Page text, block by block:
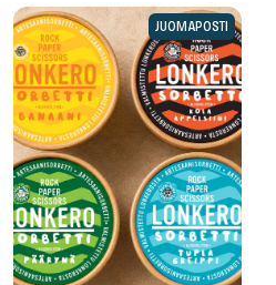
JUOMAPOSTI